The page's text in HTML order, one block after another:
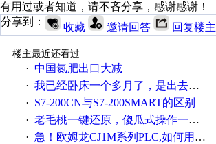
有用过或者知道，请不吝分享，感谢感谢！
分享到：
收藏 邀请回答 回复楼主
楼主最近还看过
· 中国氮肥出口大减
· 我已经卧床一个多月了，是出去安装机械手在高速遭遇车祸所致:大家工作都要特别注意啊
· S7-200CN与S7-200SMART的区别
· 老毛桃一键还原，傻瓜式操作一键轻松备份还原；程序为向导式安装，一键即可实现自动备份或还原系统。
· 急！欧姆龙CJ1M系列PLC,如何用时间控制变频器。要求时间在组态王中可以自由输入！拜托各位大神了！